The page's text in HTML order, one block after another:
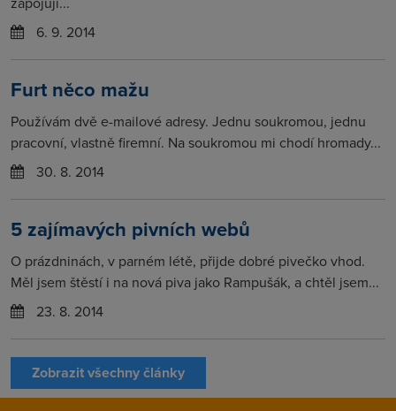
6. 9. 2014
Furt něco mažu
Používám dvě e-mailové adresy. Jednu soukromou, jednu
pracovní, vlastně firemní. Na soukromou mi chodí hromady...
30. 8. 2014
5 zajímavých pivních webů
O prázdninách, v parném létě, přijde dobré pivečko vhod.
Měl jsem štěstí i na nová piva jako Rampušák, a chtěl jsem...
23. 8. 2014
Zobrazit všechny články